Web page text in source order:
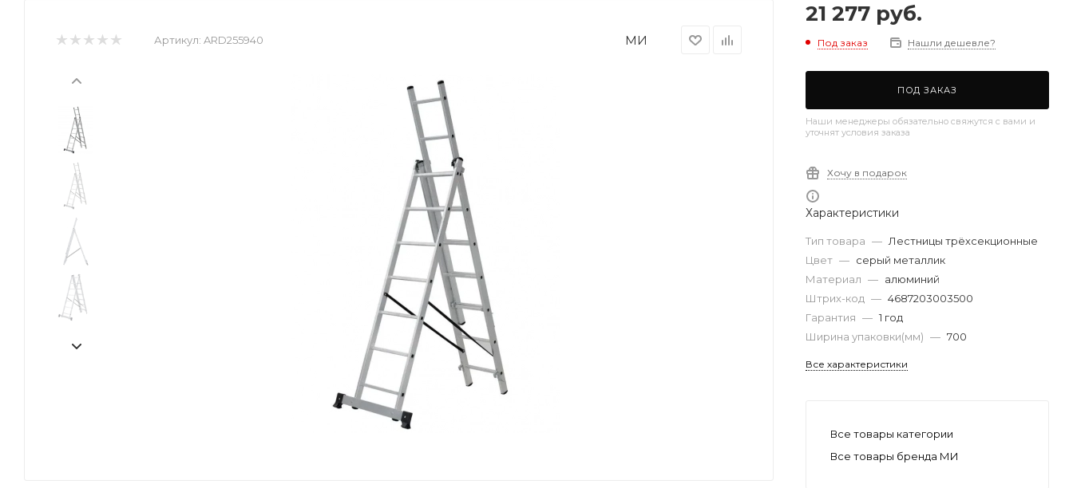
Артикул: ARD255940 МИ
21 277 руб.
Под заказ Нашли дешевле?
ПОД ЗАКАЗ
Наши менеджеры обязательно свяжутся с вами и
уточнят условия заказа
Хочу в подарок
Характеристики
Тип товара — Лестницы трёхсекционные
Цвет — серый металлик
Материал — алюминий
Штрих-код — 4687203003500
Гарантия — 1 год
Ширина упаковки(мм) — 700
Все характеристики
Все товары категории
Все товары бренда МИ